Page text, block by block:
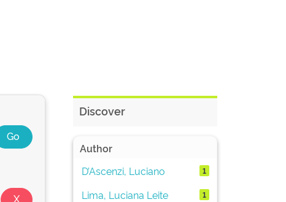
Discover
Author
D’Ascenzi, Luciano
1
Lima, Luciana Leite 1